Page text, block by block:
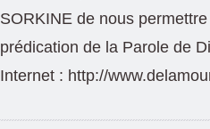
SORKINE de nous
prédication de la Parole de
Internet : http://